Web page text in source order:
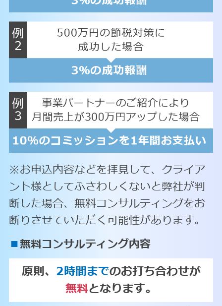
※お申込内容などを拝見して、クライア
ント様としてふさわしくないと弊社が判
断した場合、無料コンサルティングをお
断りさせていただく可能性があります。
■無料コンサルティング内容
原則、 2時間までのお打ち合わせが
無料となります。